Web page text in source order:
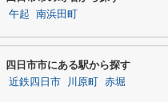
午起 南浜田町
四日市市にある駅から探す
近鉄四日市 川原町 赤堀